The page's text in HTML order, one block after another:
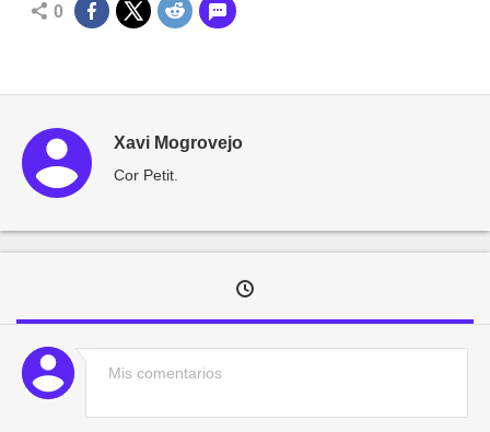
0
Xavi Mogrovejo
Cor Petit.